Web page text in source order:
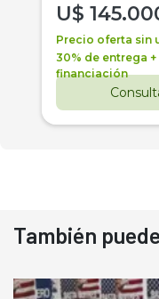
U$
Precio oferta sin
30% de entrega +
financiación
También